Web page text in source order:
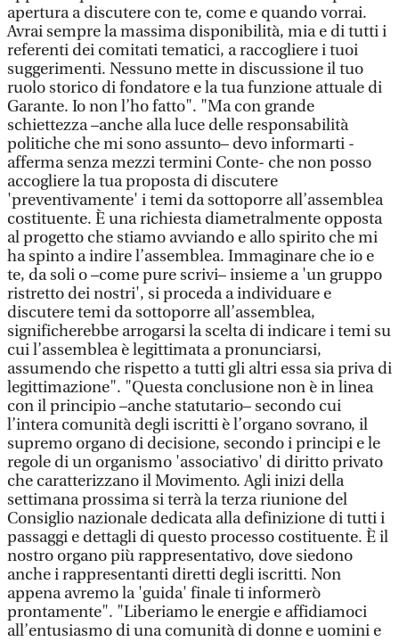
apertura a discutere con te, come e quando vorrai.
Avrai sempre la massima disponibilità, mia e di tutti i
referenti dei comitati tematici, a raccogliere i tuoi
suggerimenti. Nessuno mette in discussione il tuo
ruolo storico di fondatore e la tua funzione attuale di
Garante. Io non l’ho fatto". "Ma con grande
schiettezza –anche alla luce delle responsabilità
politiche che mi sono assunto– devo informarti -
afferma senza mezzi termini Conte- che non posso
accogliere la tua proposta di discutere
'preventivamente' i temi da sottoporre all’assemblea
costituente. È una richiesta diametralmente opposta
al progetto che stiamo avviando e allo spirito che mi
ha spinto a indire l’assemblea. Immaginare che io e
te, da soli o –come pure scrivi– insieme a 'un gruppo
ristretto dei nostri', si proceda a individuare e
discutere temi da sottoporre all’assemblea,
significherebbe arrogarsi la scelta di indicare i temi su
cui l’assemblea è legittimata a pronunciarsi,
assumendo che rispetto a tutti gli altri essa sia priva di
legittimazione". "Questa conclusione non è in linea
con il principio –anche statutario– secondo cui
l’intera comunità degli iscritti è l’organo sovrano, il
supremo organo di decisione, secondo i principi e le
regole di un organismo 'associativo' di diritto privato
che caratterizzano il Movimento. Agli inizi della
settimana prossima si terrà la terza riunione del
Consiglio nazionale dedicata alla definizione di tutti i
passaggi e dettagli di questo processo costituente. È il
nostro organo più rappresentativo, dove siedono
anche i rappresentanti diretti degli iscritti. Non
appena avremo la 'guida' finale ti informerò
prontamente". "Liberiamo le energie e affidiamoci
all’entusiasmo di una comunità di donne e uomini e